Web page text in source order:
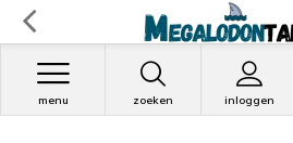
zoeken inloggen
menu